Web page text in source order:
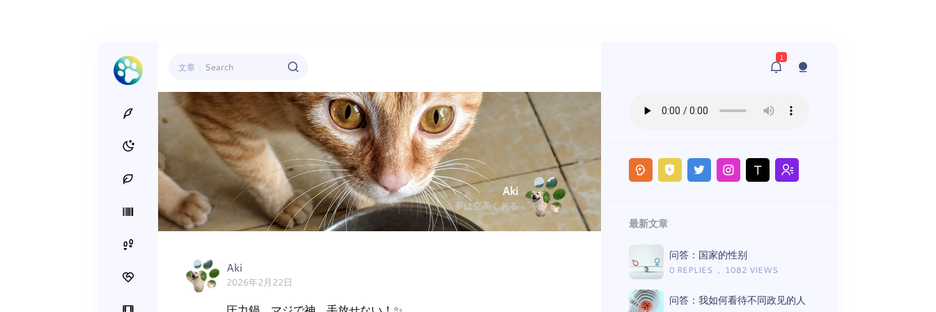
文章
Aki
夢は空高くある
Aki
2026年2月22日
1
最新文章
问答：国家的性别
0 REPLIES ， 1082 VIEWS
问答：我如何看待不同政见的人